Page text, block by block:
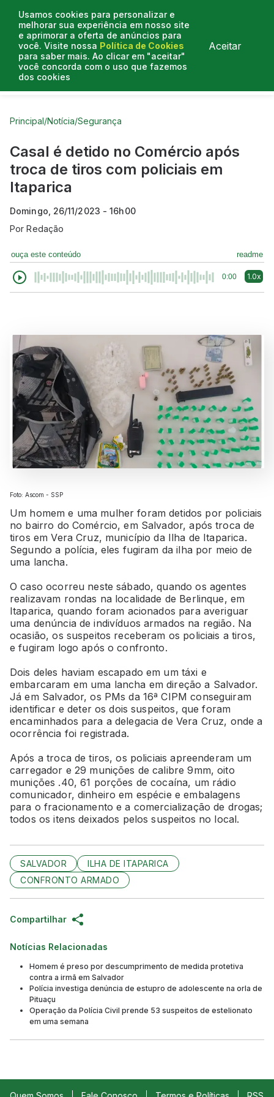
Usamos cookies para personalizar e
melhorar sua experiência em nosso site
e aprimorar a oferta de anúncios para
você. Visite nossa Política de Cookies
para saber mais. Ao clicar em "aceitar"
você concorda com o uso que fazemos
dos cookies
Aceitar
Curtas do Poder
Principal/Notícia/Segurança
Casal é detido no Comércio após
troca de tiros com policiais em
Itaparica
Domingo, 26/11/2023 - 16h00
PorRedação
ouça este conteúdo readme
0:00 1.0x
Foto: Ascom - SSP
Um homem e uma mulher foram detidos por policiais
no bairro do Comércio, em Salvador, após troca de
tiros em Vera Cruz, município da Ilha de Itaparica.
Segundo a polícia, eles fugiram da ilha por meio de
uma lancha.
O caso ocorreu neste sábado, quando os agentes
realizavam rondas na localidade de Berlinque, em
Itaparica, quando foram acionados para averiguar
uma denúncia de indivíduos armados na região. Na
ocasião, os suspeitos receberam os policiais a tiros,
e fugiram logo após o confronto.
Dois deles haviam escapado em um táxi e
embarcaram em uma lancha em direção a Salvador.
Já em Salvador, os PMs da 16ª CIPM conseguiram
identificar e deter os dois suspeitos, que foram
encaminhados para a delegacia de Vera Cruz, onde a
ocorrência foi registrada.
Após a troca de tiros, os policiais apreenderam um
carregador e 29 munições de calibre 9mm, oito
munições .40, 61 porções de cocaína, um rádio
comunicador, dinheiro em espécie e embalagens
para o fracionamento e a comercialização de drogas;
todos os itens deixados pelos suspeitos no local.
SALVADOR
ILHA DE ITAPARICA
CONFRONTO ARMADO
Compartilhar
Notícias Relacionadas
Homem é preso por descumprimento de medida protetiva
contra a irmã em Salvador
Polícia investiga denúncia de estupro de adolescente na orla de
Pituaçu
Operação da Polícia Civil prende 53 suspeitos de estelionato
em uma semana